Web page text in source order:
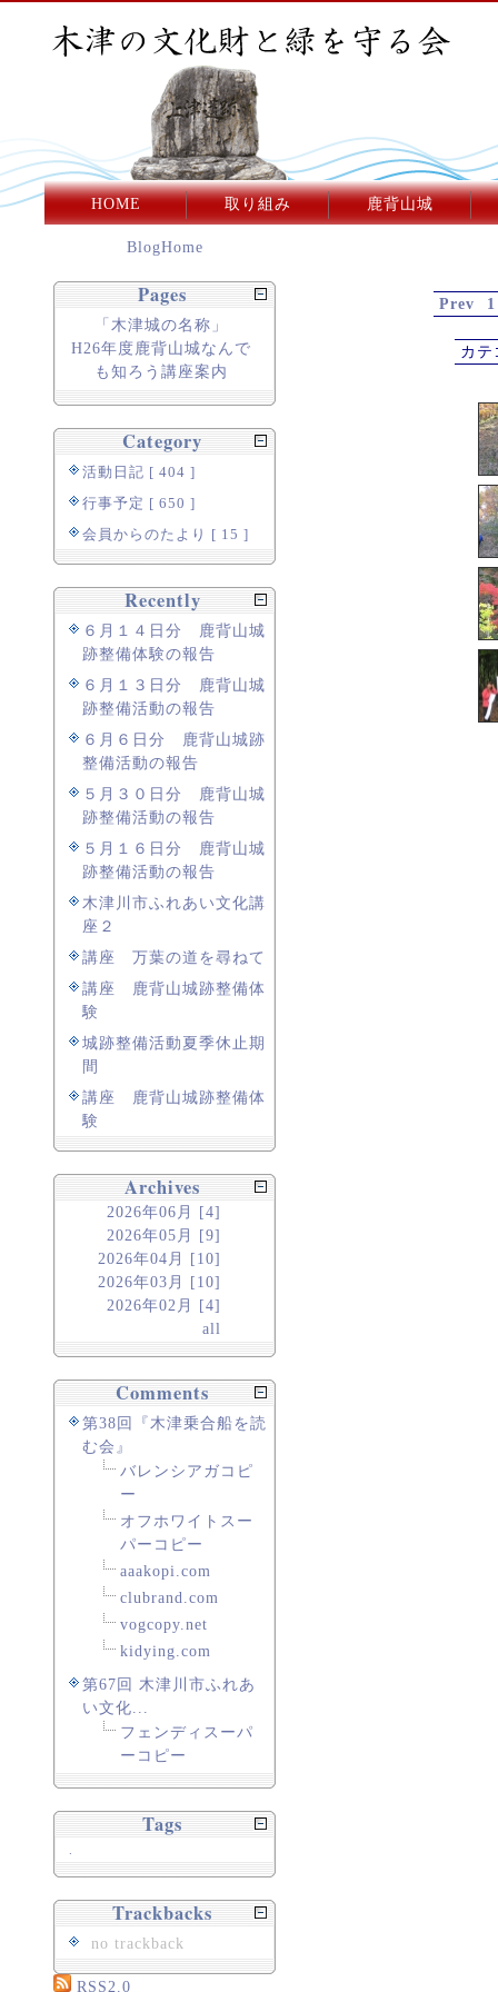
HOME 取り組み 鹿背山城
Prev 1
カテ
BlogHome
Pages
「木津城の名称」
H26年度鹿背山城なんで
も知ろう講座案内
Category
活動日記 [ 404 ]
行事予定 [ 650 ]
会員からのたより [ 15 ]
Recently
６月１４日分 鹿背山城
跡整備体験の報告
６月１３日分 鹿背山城
跡整備活動の報告
６月６日分 鹿背山城跡
整備活動の報告
５月３０日分 鹿背山城
跡整備活動の報告
５月１６日分 鹿背山城
跡整備活動の報告
木津川市ふれあい文化講
座２
講座 万葉の道を尋ねて
講座 鹿背山城跡整備体
験
城跡整備活動夏季休止期
間
講座 鹿背山城跡整備体
験
Archives
2026年06月 [4]
2026年05月 [9]
2026年04月 [10]
2026年03月 [10]
2026年02月 [4]
all
Comments
第38回『木津乗合船を読
む会』
バレンシアガコピ
ー
オフホワイトスー
パーコピー
aaakopi.com
clubrand.com
vogcopy.net
kidying.com
第67回 木津川市ふれあ
い文化...
フェンディスーパ
ーコピー
Tags
Trackbacks
no trackback
RSS2.0